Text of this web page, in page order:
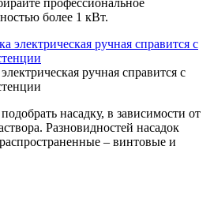
более 1 кВт.
ручная справится с
насадку, в зависимости от
Разновидностей насадок
– винтовые и